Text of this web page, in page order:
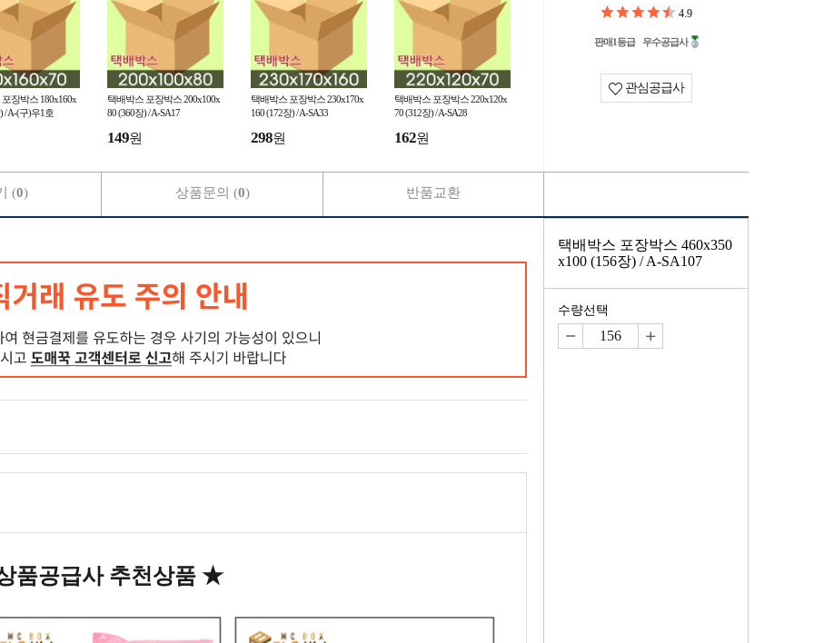
장박스 180x160x
/ A-(구)우1호
택배박스 포장박스 200x100x
80 (360장) / A-SA17
149원
택배박스 포장박스 230x170x
160 (172장) / A-SA33
298원
택배박스 포장박스 220x120x
70 (312장) / A-SA28
162원
4.9
판매1등급 우수공급사
관심공급사
품공급사 추천상품 ★
(0) 상품문의 (0) 반품교환
택배박스 포장박스 460x350
x100 (156장) / A-SA107
수량선택